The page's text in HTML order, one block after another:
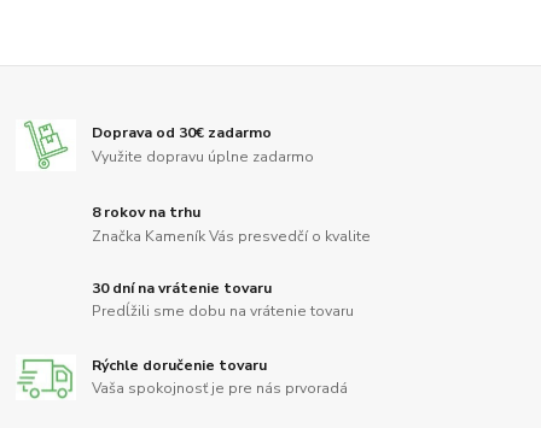
Doprava od 30€ zadarmo
Využite dopravu úplne zadarmo
8 rokov na trhu
Značka Kameník Vás presvedčí o kvalite
30 dní na vrátenie tovaru
Predĺžili sme dobu na vrátenie tovaru
Rýchle doručenie tovaru
Vaša spokojnosť je pre nás prvoradá